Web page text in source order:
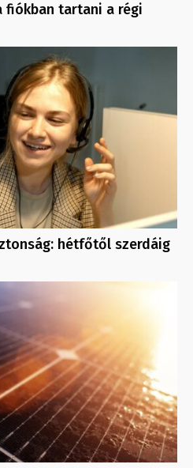
fiókban tartani a régi
hétfőtől szerdáig